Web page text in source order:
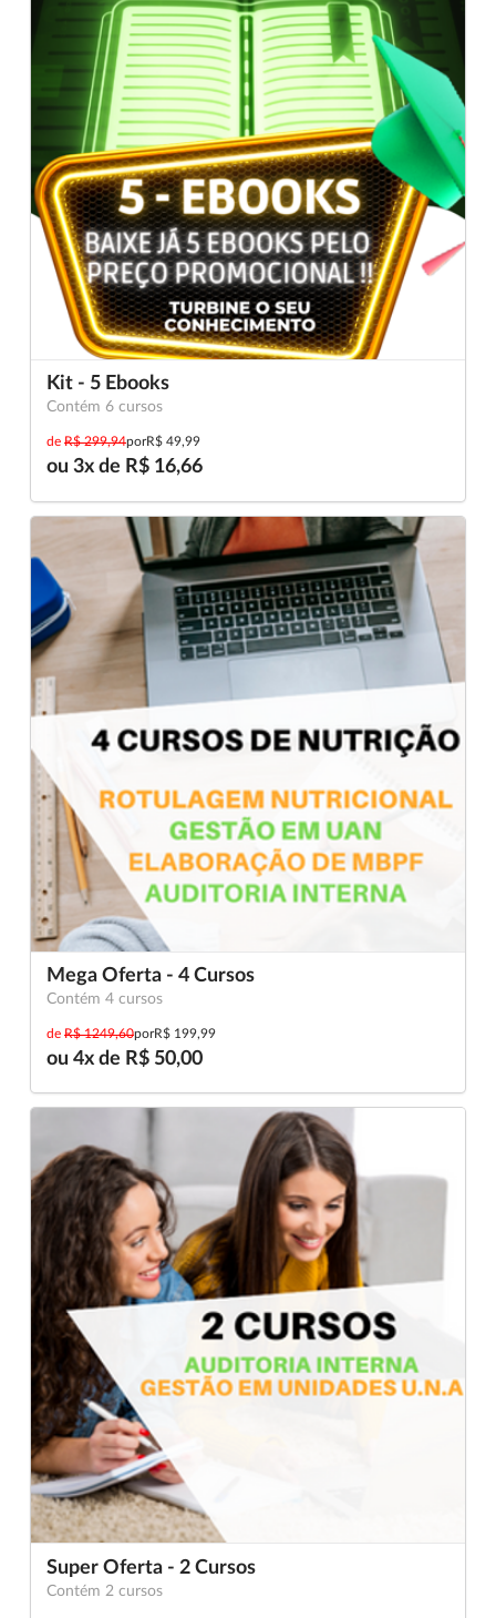
Kit - 5 Ebooks
Contém 6 cursos
de R$ 299,94porR$ 49,99
ou 3x de R$ 16,66
Mega Oferta - 4 Cursos
Contém 4 cursos
de R$ 1249,60porR$ 199,99
ou 4x de R$ 50,00
Super Oferta - 2 Cursos
Contém 2 cursos